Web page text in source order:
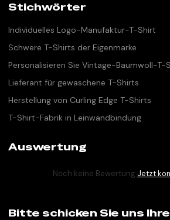
Stichwörter
Individuelles Logo-Manufaktur-T-Shirt
Schwere T-Shirts der Eigenmarke
Personalisieren Sie Vintage-Baumwoll-T-
Lieferant für gewaschene T-Shirts
Herstellung von Curling Edge T-Shirts
T-Shirt-Fabrik in Leinwandbindung
Auswertung
Noch keine Bewertung Jetzt
Bitte schicken Sie uns